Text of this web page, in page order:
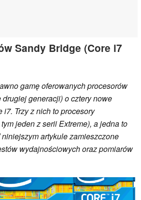
Sandy Bridge (Core i7
gamę oferowanych procesorów
generacji) o cztery nowe
Trzy z nich to procesory
jeden z serii Extreme), a jedna to
artykule zamieszczone
wydajnościowych oraz pomiarów